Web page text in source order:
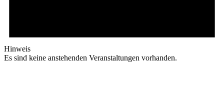
Hinweis
Es sind keine anstehenden Veranstaltungen vorhanden.